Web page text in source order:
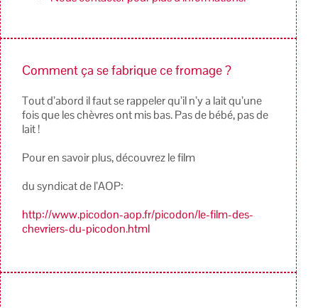
Comment ça se fabrique ce fromage ?
Tout d’abord il faut se rappeler qu’il n’y a lait qu’une
fois que les chèvres ont mis bas. Pas de bébé, pas de
lait !
Pour en savoir plus, découvrez le film
du syndicat de l’AOP:
http://www.picodon-aop.fr/picodon/le-film-des-
chevriers-du-picodon.html